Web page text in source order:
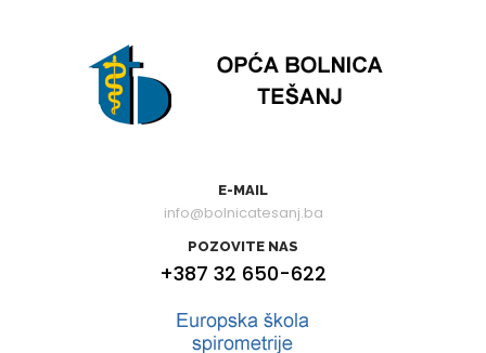
E-MAIL
info@bolnicatesanj.ba
POZOVITE NAS
+387 32 650-622